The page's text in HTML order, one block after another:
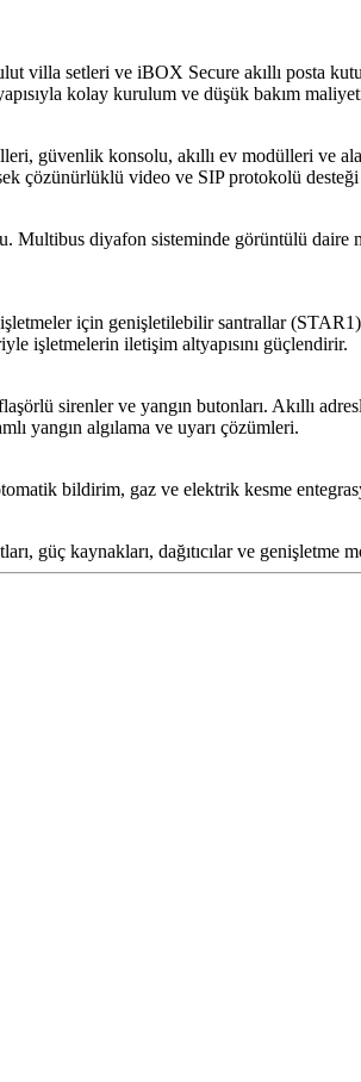
villa setleri ve iBOX Secure akıllı posta
kolay kurulum ve düşük bakım
güvenlik konsolu, akıllı ev modülleri
çözünürlüklü video ve SIP protokolü desteği
diyafon sisteminde görüntülü
için genişletilebilir santrallar
işletmelerin iletişim altyapısını güçlendirir.
sirenler ve yangın butonları. Akıllı
yangın algılama ve uyarı çözümleri.
bildirim, gaz ve elektrik kesme
güç kaynakları, dağıtıcılar ve